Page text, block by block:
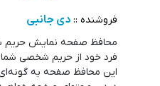
فروشنده :: دی جانبی
محافظ صفحه نمایش حریم
فرد خود از حریم شخصی
این محافظ صفحه به